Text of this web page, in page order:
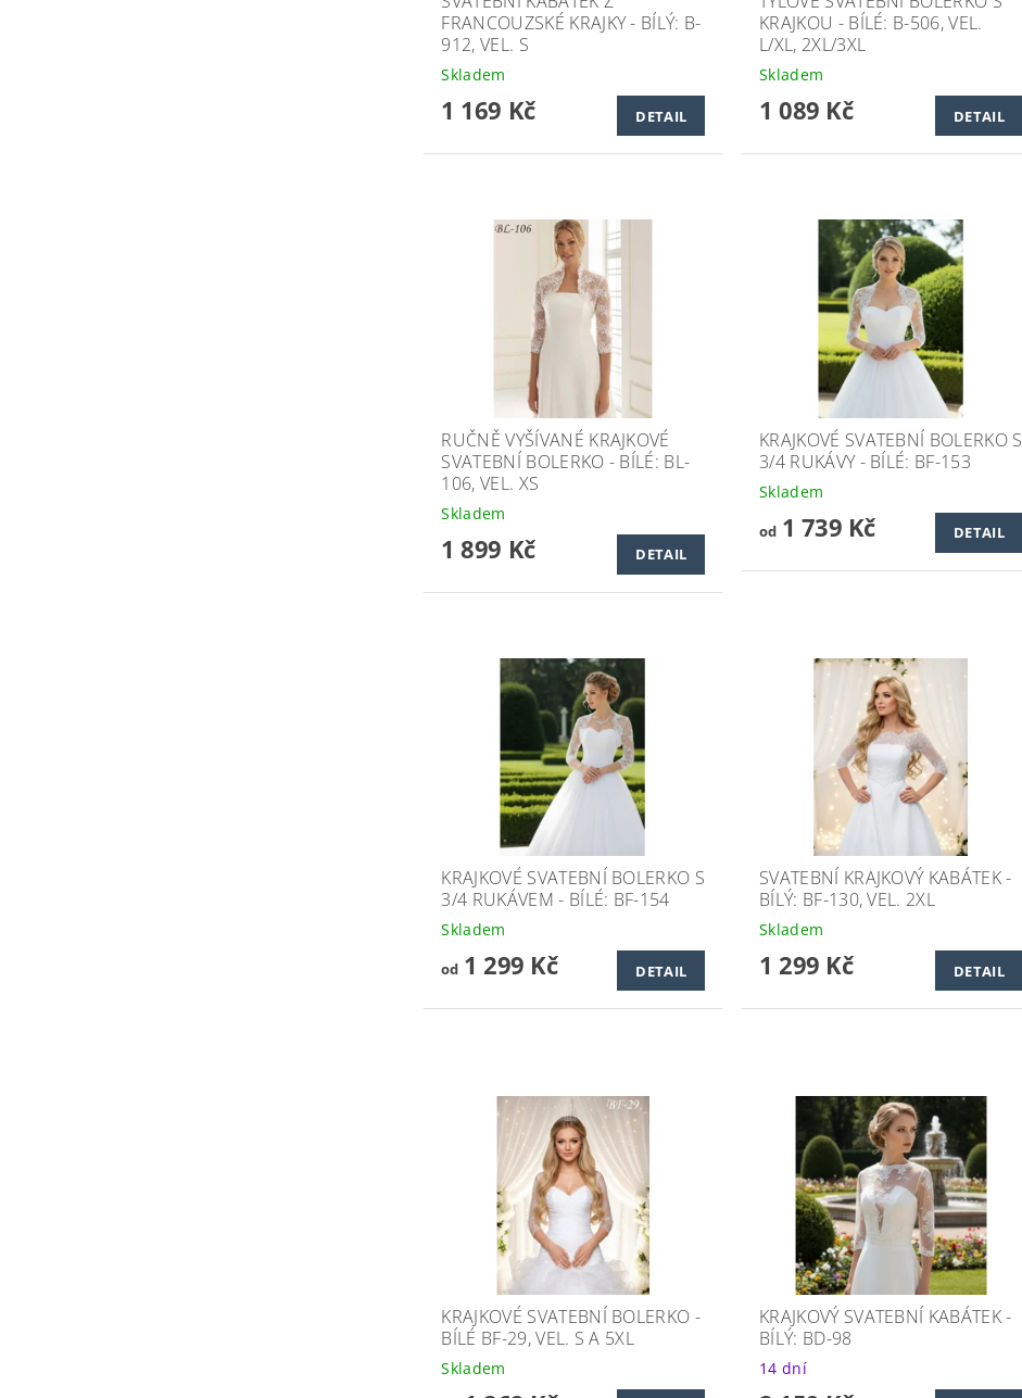
FRANCOUZSKÉ KRAJKY - BÍLÝ: B-
912, VEL. S
Skladem
1 169 Kč DETAIL
KRAJKOU - BÍLÉ: B-506, VEL.
L/XL, 2XL/3XL
Skladem
1 089 Kč DETAIL
RUČNĚ VYŠÍVANÉ KRAJKOVÉ
SVATEBNÍ BOLERKO - BÍLÉ: BL-
106, VEL. XS
Skladem
1 899 Kč DETAIL
KRAJKOVÉ SVATEBNÍ BOLERKO S
3/4 RUKÁVY - BÍLÉ: BF-153
Skladem
od1 739 Kč DETAIL
KRAJKOVÉ SVATEBNÍ BOLERKO S
3/4 RUKÁVEM - BÍLÉ: BF-154
Skladem
od1 299 Kč DETAIL
SVATEBNÍ KRAJKOVÝ KABÁTEK -
BÍLÝ: BF-130, VEL. 2XL
Skladem
1 299 Kč DETAIL
KRAJKOVÉ SVATEBNÍ BOLERKO -
BÍLÉ BF-29, VEL. S A 5XL
Skladem
KRAJKOVÝ SVATEBNÍ KABÁTEK -
BÍLÝ: BD-98
14 dní